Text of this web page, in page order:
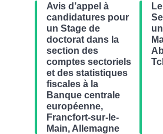
Avis d’appel à
candidatures pour
un Stage de
doctorat dans la
section des
comptes sectoriels
et des statistiques
fiscales à la
Banque centrale
européenne,
Francfort-sur-le-
Main, Allemagne